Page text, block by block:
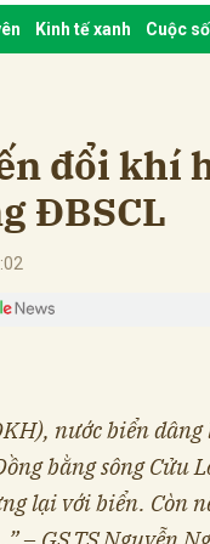
Kinh tế xanh Cuộc
đổi khí
ĐBSCL
nước biển dâng
bằng sông Cửu
lại với biển. Còn